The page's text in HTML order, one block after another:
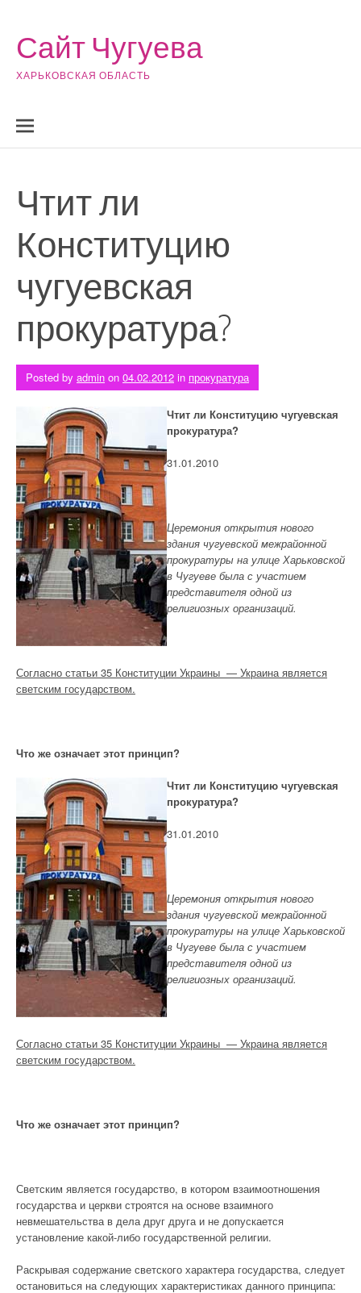
Сайт Чугуева
ХАРЬКОВСКАЯ ОБЛАСТЬ
Чтит ли
Конституцию
чугуевская
прокуратура?
Posted by admin on 04.02.2012 in прокуратура
Чтит ли Конституцию чугуевская
прокуратура?
31.01.2010
Церемония открытия нового
здания чугуевской межрайонной
прокуратуры на улице Харьковской
в Чугуеве была с участием
представителя одной из
религиозных организаций.
Согласно статьи 35 Конституции Украины — Украина является
светским государством.
Что же означает этот принцип?
Чтит ли Конституцию чугуевская
прокуратура?
31.01.2010
Церемония открытия нового
здания чугуевской межрайонной
прокуратуры на улице Харьковской
в Чугуеве была с участием
представителя одной из
религиозных организаций.
Согласно статьи 35 Конституции Украины — Украина является
светским государством.
Что же означает этот принцип?
Светским является государство, в котором взаимоотношения
государства и церкви строятся на основе взаимного
невмешательства в дела друг друга и не допускается
установление какой-либо государственной религии.
Раскрывая содержание светского характера государства, следует
остановиться на следующих характеристиках данного принципа: